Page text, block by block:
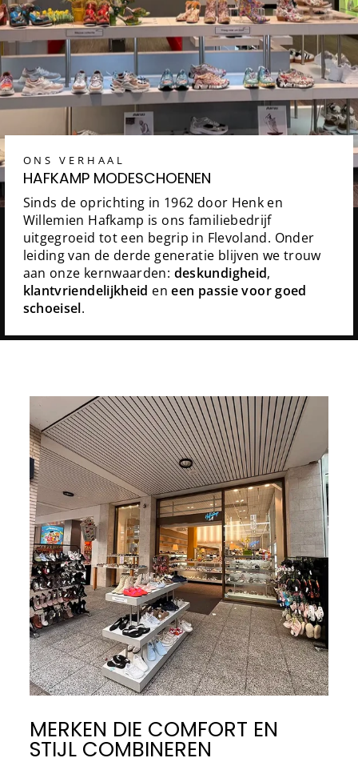
ONS VERHAAL
HAFKAMP MODESCHOENEN
Sinds de oprichting in 1962 door Henk en
Willemien Hafkamp is ons familiebedrijf
uitgegroeid tot een begrip in Flevoland. Onder
leiding van de derde generatie blijven we trouw
aan onze kernwaarden: deskundigheid,
klantvriendelijkheid eneen passie voor goed
schoeisel.
MERKEN DIE COMFORT EN
STIJL COMBINEREN